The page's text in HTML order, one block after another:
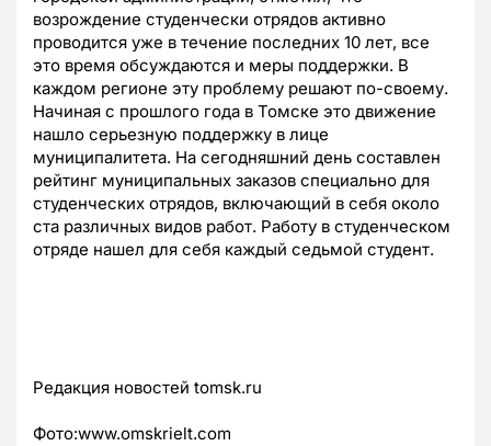
возрождение студенчески отрядов активно
проводится уже в течение последних 10 лет, все
это время обсуждаются и меры поддержки. В
каждом регионе эту проблему решают по-своему.
Начиная с прошлого года в Томске это движение
нашло серьезную поддержку в лице
муниципалитета. На сегодняшний день составлен
рейтинг муниципальных заказов специально для
студенческих отрядов, включающий в себя около
ста различных видов работ. Работу в студенческом
отряде нашел для себя каждый седьмой студент.
Редакция новостей tomsk.ru
Фото:www.omskrielt.com